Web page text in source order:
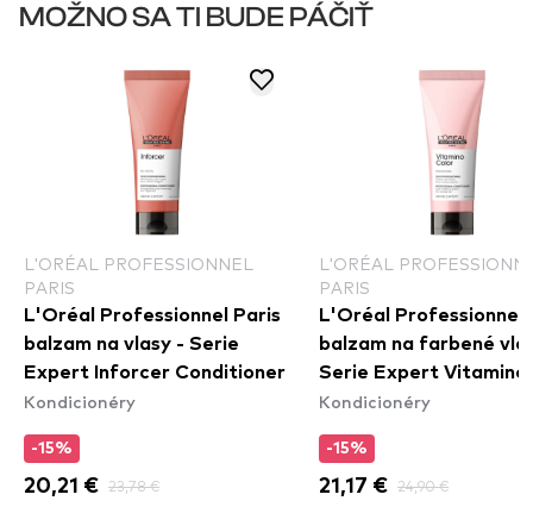
MOŽNO SA TI BUDE PÁČIŤ
L'ORÉAL PROFESSIONNEL
PARIS
L'Oréal Professionnel Paris
balzam na vlasy - Serie
Expert Inforcer Conditioner
Kondicionéry
-15%
20,21 € 23,78 €
L'ORÉAL
PARIS
L'Oréal Professionnel
balzam na farbené
Serie Expert Vitamino
Conditioner
Kondicionéry
-15%
21,17 € 24,90 €